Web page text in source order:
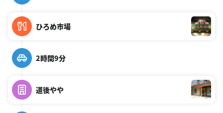
ひろめ市場
2時間9分
道後やや